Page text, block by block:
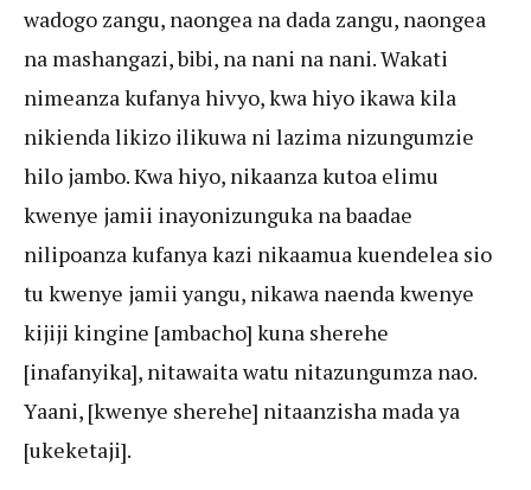
wadogo zangu, naongea na dada zangu, naongea
na mashangazi, bibi, na nani na nani. Wakati
nimeanza kufanya hivyo, kwa hiyo ikawa kila
nikienda likizo ilikuwa ni lazima nizungumzie
hilo jambo. Kwa hiyo, nikaanza kutoa elimu
kwenye jamii inayonizunguka na baadae
nilipoanza kufanya kazi nikaamua kuendelea sio
tu kwenye jamii yangu, nikawa naenda kwenye
kijiji kingine [ambacho] kuna sherehe
[inafanyika], nitawaita watu nitazungumza nao.
Yaani, [kwenye sherehe] nitaanzisha mada ya
[ukeketaji].